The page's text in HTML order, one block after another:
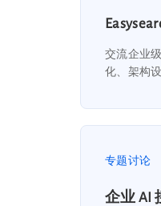
交流企业
化、架构
专题讨论
企业 AI